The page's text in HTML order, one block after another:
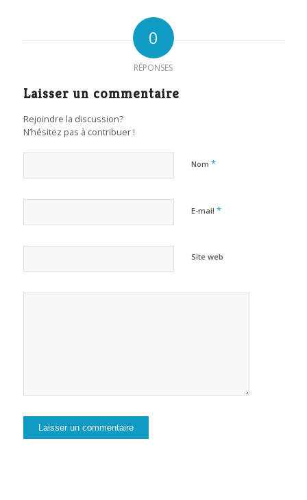
0
RÉPONSES
Laisser un commentaire
Rejoindre la discussion?
N’hésitez pas à contribuer !
Nom *
E-mail *
Site web